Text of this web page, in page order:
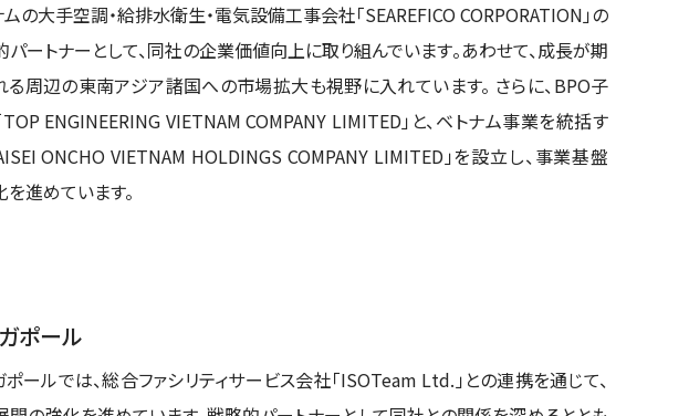
ムの大手空調・給排水衛生・電気設備工事会社「SEAREFICO CORPORATION」の
パートナーとして、同社の企業価値向上に取り組んでいます。あわせて、成長が期
る周辺の東南アジア諸国への市場拡大も視野に入れています。 さらに、BPO子
TOP ENGINEERING VIETNAM COMPANY LIMITED」と、ベトナム事業を統括す
ONCHO VIETNAM HOLDINGS COMPANY LIMITED」を設立し、事業基盤
進めています。
ポール
ポールでは、総合ファシリティサービス会社「ISOTeam Ltd.」との連携を通じて、